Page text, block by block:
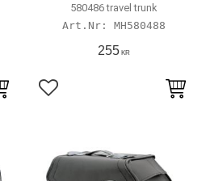
580486 travel trunk
MH580488
255KR
Lägg till i favoriter